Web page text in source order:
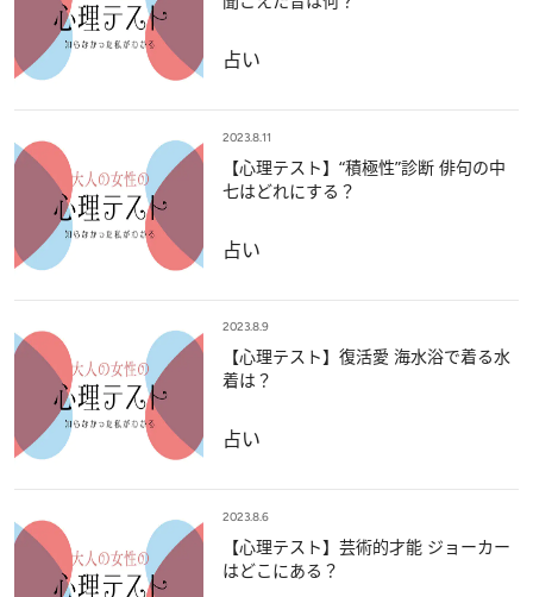
占い
2023.8.11
【心理テスト】“積極性”診断 俳句の中
七はどれにする？
占い
2023.8.9
【心理テスト】復活愛 海水浴で着る水
着は？
占い
2023.8.6
【心理テスト】芸術的才能 ジョーカー
はどこにある？